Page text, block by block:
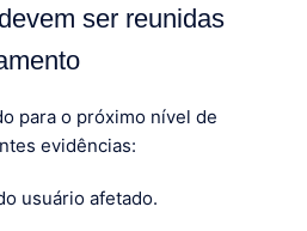
ser reunidas
para o próximo nível de
evidências:
usuário afetado.